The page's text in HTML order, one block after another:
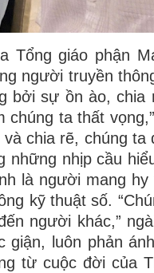
Tổng giáo phận
người truyền
bởi sự ồn ào, chia
chúng ta thất
và chia rẽ, chúng ta
những nhịp cầu
là người mang hy
kỹ thuật số.
người khác,”
giận, luôn phản
từ cuộc đời của